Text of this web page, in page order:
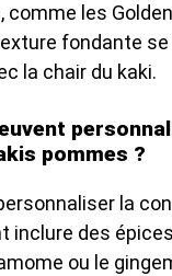
comme les
fondante se
la chair du kaki.
pommes ?
la
inclure des
ou le